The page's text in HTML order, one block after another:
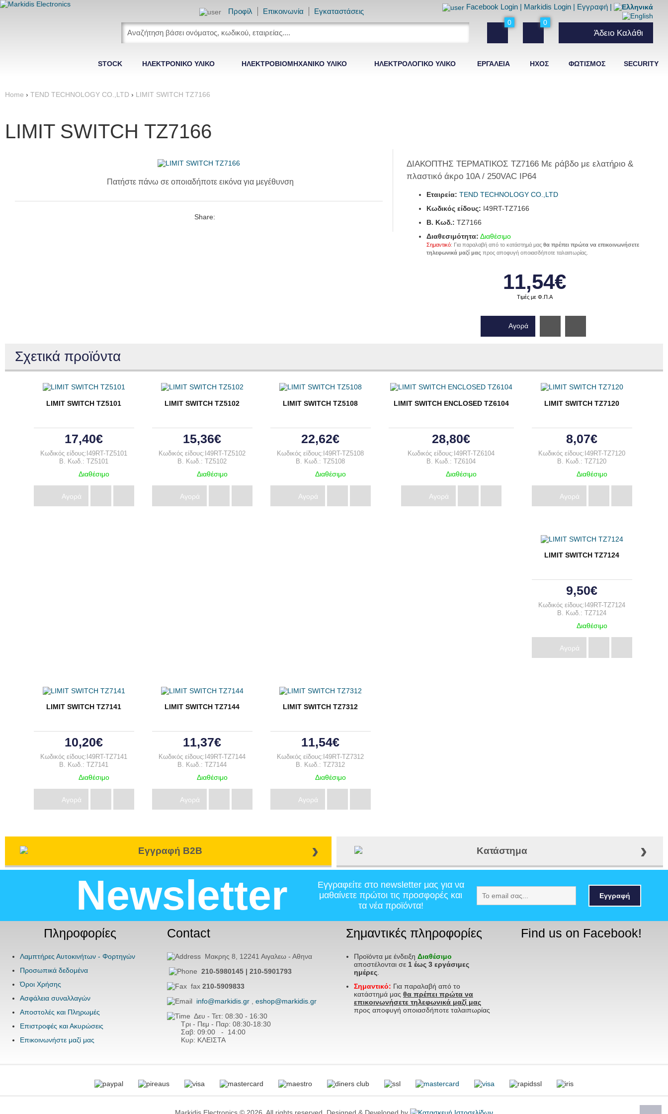
Προφίλ Επικοινωνία Εγκαταστάσεις
Facebook Login | Markidis Login | Εγγραφή |
Άδειο Καλάθι
0
0
STOCK ΗΛΕΚΤΡΟΝΙΚΟ ΥΛΙΚΟ ΗΛΕΚΤΡΟΒΙΟΜΗΧΑΝΙΚΟ ΥΛΙΚΟ ΗΛΕΚΤΡΟΛΟΓΙΚΟ ΥΛΙΚΟ ΕΡΓΑΛΕΙΑ ΗΧΟΣ ΦΩΤΙΣΜΟΣ SECURITY
Home › TEND TECHNOLOGY CO.,LTD › LIMIT SWITCH ΤΖ7166
LIMIT SWITCH ΤΖ7166
Πατήστε πάνω σε οποιαδήποτε εικόνα για μεγέθυνση
Share:
ΔΙΑΚΟΠΤΗΣ ΤΕΡΜΑΤΙΚΟΣ TZ7166 Με ράβδο με ελατήριο &
πλαστικό άκρο 10Α / 250VAC IΡ64
Εταιρεία: TEND TECHNOLOGY CO.,LTD
Κωδικός είδους: I49RT-TZ7166
B. Κωδ.: TZ7166
Διαθεσιμότητα: Διαθέσιμο
Σημαντικό: Για παραλαβή από το κατάστημά μας θα πρέπει πρώτα να επικοινωνήσετε
τηλεφωνικά μαζί μας προς αποφυγή οποιασδήποτε ταλαιπωρίας.
11,54€
Τιμές με Φ.Π.Α
Αγορά
Σχετικά προϊόντα
LIMIT SWITCH ΤΖ5101
17,40€
Κωδικός είδους:I49RT-TZ5101
B. Κωδ.: TZ5101
Διαθέσιμο
Αγορά
LIMIT SWITCH ΤΖ5102
15,36€
Κωδικός είδους:I49RT-TZ5102
B. Κωδ.: TZ5102
Διαθέσιμο
Αγορά
LIMIT SWITCH ΤΖ5108
22,62€
Κωδικός είδους:I49RT-TZ5108
B. Κωδ.: TZ5108
Διαθέσιμο
Αγορά
LIMIT SWITCH ENCLOSED ΤΖ6104
28,80€
Κωδικός είδους:I49RT-TZ6104
B. Κωδ.: TZ6104
Διαθέσιμο
Αγορά
LIMIT SWITCH ΤΖ7120
8,07€
Κωδικός είδους:I49RT-TZ7120
B. Κωδ.: TZ7120
Διαθέσιμο
Αγορά
LIMIT SWITCH ΤΖ7124
9,50€
Κωδικός είδους:I49RT-TZ7124
B. Κωδ.: TZ7124
Διαθέσιμο
Αγορά
LIMIT SWITCH ΤΖ7141
10,20€
Κωδικός είδους:I49RT-TZ7141
B. Κωδ.: TZ7141
Διαθέσιμο
Αγορά
LIMIT SWITCH ΤΖ7144
11,37€
Κωδικός είδους:I49RT-TZ7144
B. Κωδ.: TZ7144
Διαθέσιμο
Αγορά
LIMIT SWITCH ΤΖ7312
11,54€
Κωδικός είδους:I49RT-TZ7312
B. Κωδ.: TZ7312
Διαθέσιμο
Αγορά
Εγγραφή B2B › Κατάστημα ›
Newsletter
Εγγραφείτε στο newsletter μας για να
μαθαίνετε πρώτοι τις προσφορές και
τα νέα προϊόντα!
Εγγραφή
Πληροφορίες
Λαμπτήρες Αυτοκινήτων - Φορτηγών
Προσωπικά δεδομένα
Όροι Χρήσης
Ασφάλεια συναλλαγών
Αποστολές και Πληρωμές
Επιστροφές και Ακυρώσεις
Επικοινωνήστε μαζί μας
Contact
Μακρης 8, 12241 Αιγαλεω - Αθηνα
210-5980145 | 210-5901793
fax 210-5909833
info@markidis.gr, eshop@markidis.gr
Δευ - Τετ: 08:30 - 16:30
Τρι - Πεμ - Παρ: 08:30-18:30
Σαβ: 09:00 - 14:00
Κυρ: ΚΛΕΙΣΤΑ
Σημαντικές πληροφορίες
Προϊόντα με ένδειξη Διαθέσιμο
αποστέλονται σε 1 έως 3 εργάσιμες
ημέρες.
Σημαντικό: Για παραλαβή από το
κατάστημά μας θα πρέπει πρώτα να
επικοινωνήσετε τηλεφωνικά μαζί μας
προς αποφυγή οποιασδήποτε ταλαιπωρίας
Find us on Facebook!
Markidis Electronics © 2026. All rights reserved. Designed & Developed by